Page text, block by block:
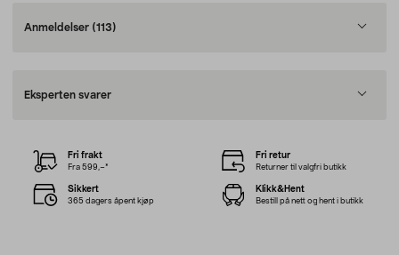
Anmeldelser (113)
Eksperten svarer
Fri frakt
Fra 599,–*
Fri retur
Returner til valgfri butikk
Sikkert
365 dagers åpent kjøp
Klikk&Hent
Bestill på nett og hent i butikk